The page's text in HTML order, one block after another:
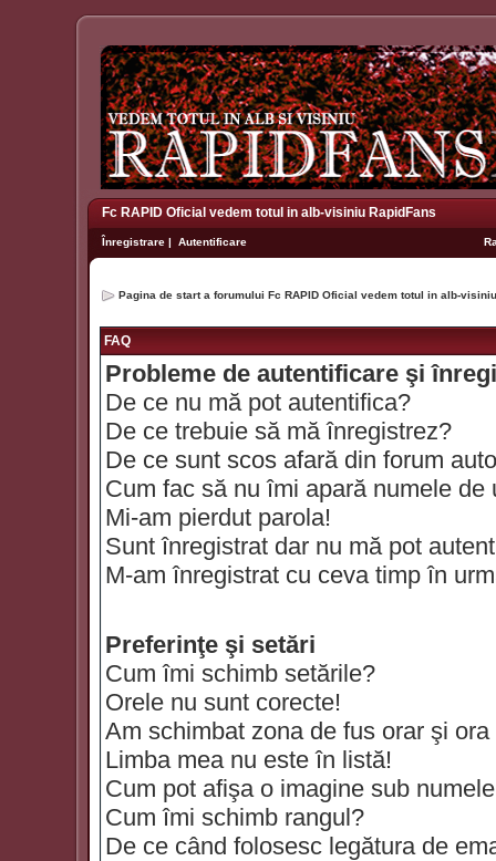
Fc RAPID Oficial vedem totul in alb-visiniu RapidFans
Înregistrare | Autentificare
Pagina de start a forumului Fc RAPID Oficial vedem totul in alb-
FAQ
Probleme de autentificare şi
De ce nu mă pot autentifica?
De ce trebuie să mă înregistrez?
De ce sunt scos afară din forum
Cum fac să nu îmi apară numele
Mi-am pierdut parola!
Sunt înregistrat dar nu mă pot
M-am înregistrat cu ceva timp în
Preferinţe şi setări
Cum îmi schimb setările?
Orele nu sunt corecte!
Am schimbat zona de fus orar şi
Limba mea nu este în listă!
Cum pot afişa o imagine sub
Cum îmi schimb rangul?
De ce când folosesc legătura de